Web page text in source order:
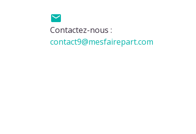

Contactez-nous :
contact9@mesfairepart.com